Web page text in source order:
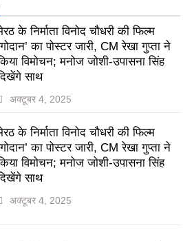
के निर्माता विनोद चौधरी की फिल्म
का पोस्टर जारी, CM रेखा गुप्ता ने
विमोचन; मनोज जोशी-उपासना सिंह
साथ
अक्टूबर 4, 2025
के निर्माता विनोद चौधरी की फिल्म
का पोस्टर जारी, CM रेखा गुप्ता ने
विमोचन; मनोज जोशी-उपासना सिंह
साथ
अक्टूबर 4, 2025